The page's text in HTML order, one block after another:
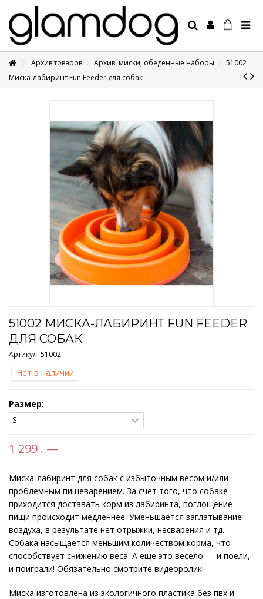
+7 495 1250410
Архив товаров Архив: миски, обеденные наборы
51002
Миска-лабиринт Fun Feeder для собак
51002 МИСКА-ЛАБИРИНТ FUN FEEDER
ДЛЯ СОБАК
Артикул: 51002
Нет в наличии
Размер:
1 299 . —
Миска-лабиринт для собак с избыточным весом и/или
проблемным пищеварением. За счет того, что собаке
приходится доставать корм из лабиринта, поглощение
пищи происходит медленнее. Уменьшается заглатывание
воздуха, в результате нет отрыжки, несварения и тд.
Собака насыщается меньшим количеством корма, что
способствует снижению веса. А еще это весело — и поели,
и поиграли! Обязательно смотрите видеоролик!
Миска изготовлена из экологичного пластика без пвх и